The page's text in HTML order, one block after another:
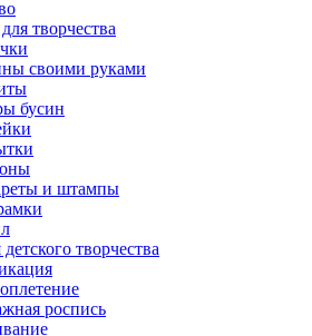
творчества
своими руками
бусин
и штампы
творчества
роспись